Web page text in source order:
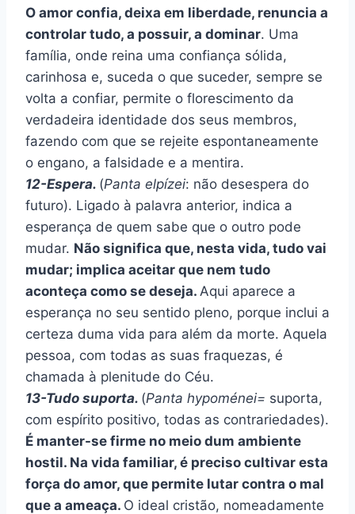
O amor confia, deixa em liberdade, renuncia a
controlar tudo, a possuir, a dominar. Uma
família, onde reina uma confiança sólida,
carinhosa e, suceda o que suceder, sempre se
volta a confiar, permite o florescimento da
verdadeira identidade dos seus membros,
fazendo com que se rejeite espontaneamente
o engano, a falsidade e a mentira.
12-Espera. (Panta elpízei: não desespera do
futuro). Ligado à palavra anterior, indica a
esperança de quem sabe que o outro pode
mudar. Não significa que, nesta vida, tudo vai
mudar; implica aceitar que nem tudo
aconteça como se deseja. Aqui aparece a
esperança no seu sentido pleno, porque inclui a
certeza duma vida para além da morte. Aquela
pessoa, com todas as suas fraquezas, é
chamada à plenitude do Céu.
13-Tudo suporta. (Panta hypoménei= suporta,
com espírito positivo, todas as contrariedades).
É manter-se firme no meio dum ambiente
hostil. Na vida familiar, é preciso cultivar esta
força do amor, que permite lutar contra o mal
que a ameaça. O ideal cristão, nomeadamente